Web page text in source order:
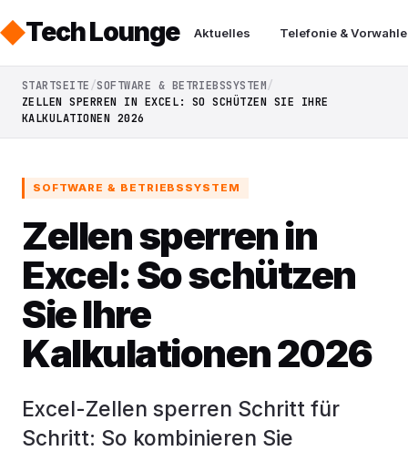
Tech Lounge Aktuelles Telefonie &
STARTSEITE SOFTWARE & BETRIEBSSYSTEM
ZELLEN SPERREN IN EXCEL: SO SCHÜTZEN SIE IHRE
KALKULATIONEN 2026
SOFTWARE & BETRIEBSSYSTEM
Zellen sperren in
Excel: So schützen
Sie Ihre
Kalkulationen 2026
Excel-Zellen sperren Schritt für
Schritt: So kombinieren Sie